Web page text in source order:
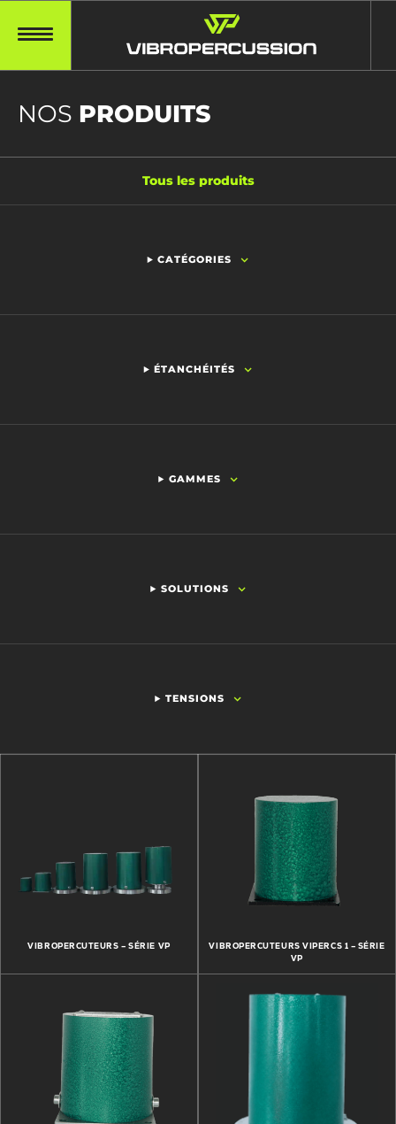
NOS PRODUITS
Tous les produits
CATÉGORIES
ÉTANCHÉITÉS
GAMMES
SOLUTIONS
TENSIONS
VIBROPERCUTEURS – SÉRIE VP
VIBROPERCUTEURS VIPERCS 1 – SÉRIE
VP